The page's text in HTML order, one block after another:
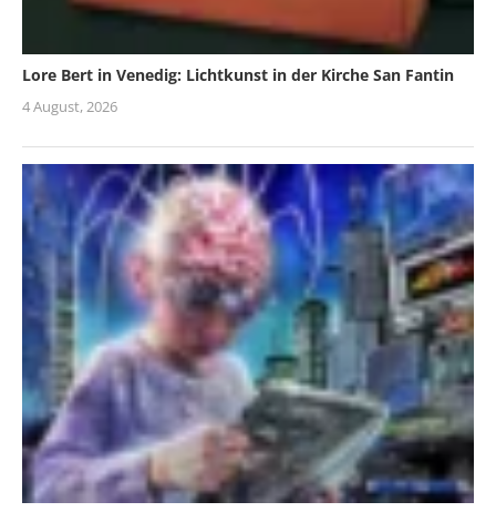
Lore Bert in Venedig: Lichtkunst in der Kirche San Fantin
4 August, 2026